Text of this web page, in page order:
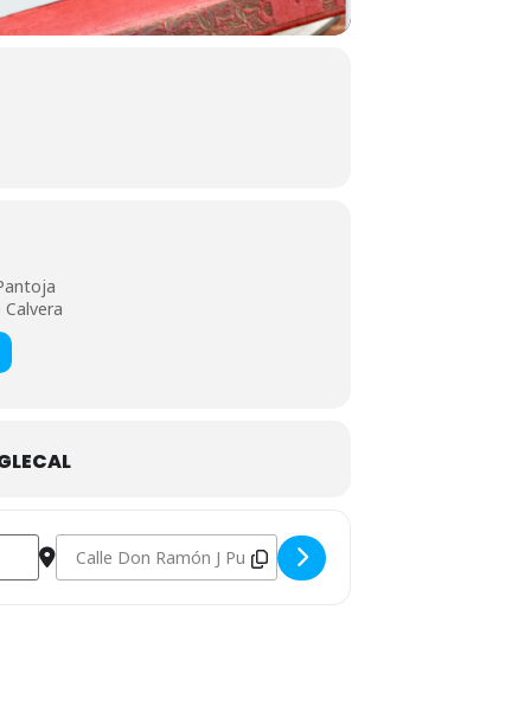
Destination Address - Taller del Día de la Madre en la